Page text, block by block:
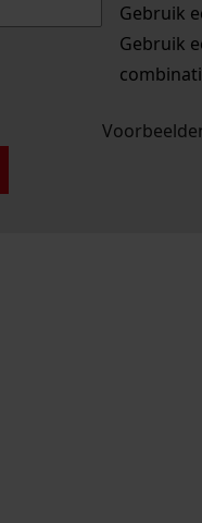
Gebruik
Gebruik